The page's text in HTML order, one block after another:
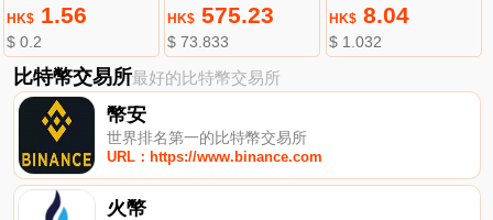
HK$1.56
$ 0.2
HK$ 575.23
$ 73.833
HK$8.04
$ 1.032
比特幣交易所最好的比特幣交易所
幣安
世界排名第一的比特幣交易所
URL：https://www.binance.com
火幣